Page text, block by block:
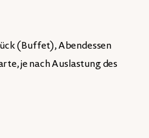
(Buffet), Abendessen
je nach Auslastung des